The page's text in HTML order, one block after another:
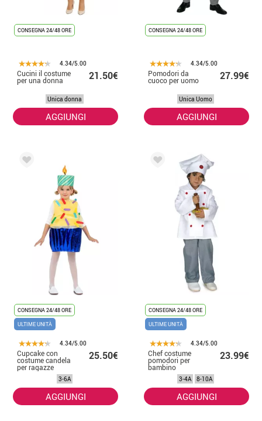
CONSEGNA 24/48 ORE
4.34/5.00
Cucini il costume
per una donna 21.50€
Unica donna
AGGIUNGI
CONSEGNA 24/48 ORE
4.34/5.00
Pomodori da
cuoco per uomo 27.99€
Unica Uomo
AGGIUNGI
CONSEGNA 24/48 ORE
ULTIME UNITÀ
4.34/5.00
Cupcake con
costume candela
per ragazze
25.50€
3-6A
AGGIUNGI
CONSEGNA 24/48 ORE
ULTIME UNITÀ
4.34/5.00
Chef costume
pomodori per
bambino
23.99€
3-4A 8-10A
AGGIUNGI